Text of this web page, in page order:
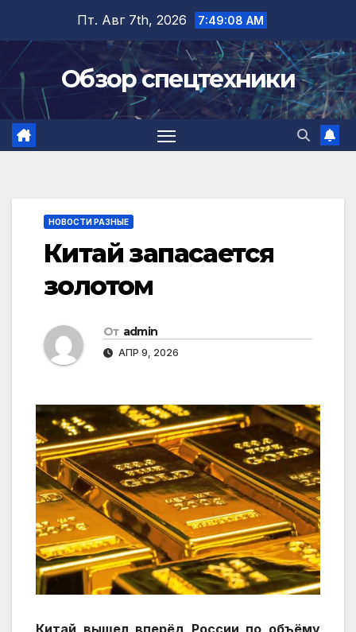
содержимому
Пт. Авг 7th, 2026 7:49:08 AM
Обзор спецтехники
НОВОСТИ РАЗНЫЕ
Китай запасается
золотом
От admin
АПР 9, 2026